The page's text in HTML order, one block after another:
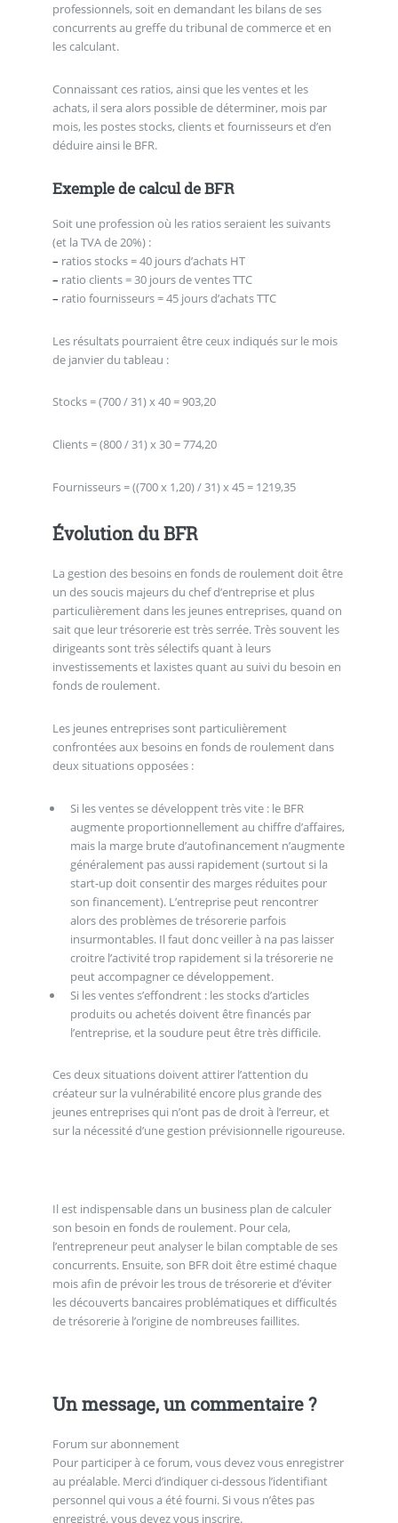
professionnels, soit en demandant les bilans de ses
concurrents au greffe du tribunal de commerce et en
les calculant.
Connaissant ces ratios, ainsi que les ventes et les
achats, il sera alors possible de déterminer, mois par
mois, les postes stocks, clients et fournisseurs et d’en
déduire ainsi le BFR.
Exemple de calcul de BFR
Soit une profession où les ratios seraient les suivants
(et la TVA de 20%) :
– ratios stocks = 40 jours d’achats HT
– ratio clients = 30 jours de ventes TTC
– ratio fournisseurs = 45 jours d’achats TTC
Les résultats pourraient être ceux indiqués sur le mois
de janvier du tableau :
Stocks = (700 / 31) x 40 = 903,20
Clients = (800 / 31) x 30 = 774,20
Fournisseurs = ((700 x 1,20) / 31) x 45 = 1219,35
Évolution du BFR
La gestion des besoins en fonds de roulement doit être
un des soucis majeurs du chef d’entreprise et plus
particulièrement dans les jeunes entreprises, quand on
sait que leur trésorerie est très serrée. Très souvent les
dirigeants sont très sélectifs quant à leurs
investissements et laxistes quant au suivi du besoin en
fonds de roulement.
Les jeunes entreprises sont particulièrement
confrontées aux besoins en fonds de roulement dans
deux situations opposées :
Si les ventes se développent très vite : le BFR
augmente proportionnellement au chiffre d’affaires,
mais la marge brute d’autofinancement n’augmente
généralement pas aussi rapidement (surtout si la
start-up doit consentir des marges réduites pour
son financement). L’entreprise peut rencontrer
alors des problèmes de trésorerie parfois
insurmontables. Il faut donc veiller à na pas laisser
croitre l’activité trop rapidement si la trésorerie ne
peut accompagner ce développement.
Si les ventes s’effondrent : les stocks d’articles
produits ou achetés doivent être financés par
l’entreprise, et la soudure peut être très difficile.
Ces deux situations doivent attirer l’attention du
créateur sur la vulnérabilité encore plus grande des
jeunes entreprises qui n’ont pas de droit à l’erreur, et
sur la nécessité d’une gestion prévisionnelle rigoureuse.
Il est indispensable dans un business plan de calculer
son besoin en fonds de roulement. Pour cela,
l’entrepreneur peut analyser le bilan comptable de ses
concurrents. Ensuite, son BFR doit être estimé chaque
mois afin de prévoir les trous de trésorerie et d’éviter
les découverts bancaires problématiques et difficultés
de trésorerie à l’origine de nombreuses faillites.
Un message, un commentaire ?
Forum sur abonnement
Pour participer à ce forum, vous devez vous enregistrer
au préalable. Merci d’indiquer ci-dessous l’identifiant
personnel qui vous a été fourni. Si vous n’êtes pas
enregistré, vous devez vous inscrire.